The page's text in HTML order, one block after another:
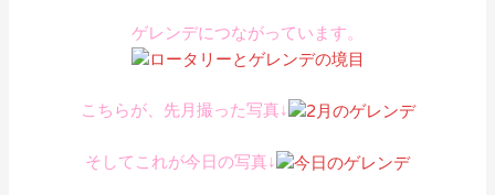
ゲレンデにつながっています。
こちらが、先月撮った写真↓
そしてこれが今日の写真↓